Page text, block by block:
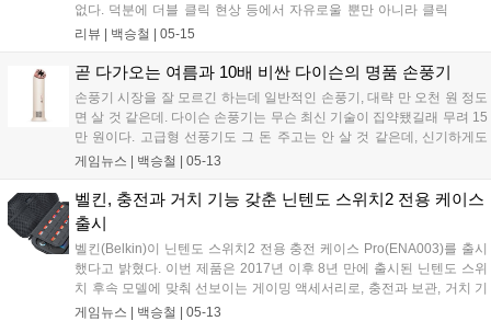
없다. 덕분에 더블 클릭 현상 등에서 자유로울 뿐만 아니라 클릭
형으로 동작하는 스위치의 물리적인 특성상 발생할 수밖에 없는
다. 때문에 더욱 재밌는 건, 마우스 제품 정보 시트에 '마우스 클릭
수명'이 없다....
리뷰 | 백승철 | 05-15
곧 다가오는 여름과 10배 비싼 다이슨의 명품 손풍기
손풍기 시장을 잘 모르긴 하는데 일반적인 손풍기, 대략 만 오천 원 정도
면 살 것 같은데. 다이슨 손풍기는 무슨 최신 기술이 집약됐길래 무려 15
만 원이다. 고급형 선풍기도 그 돈 주고는 안 살 것 같은데, 신기하게도
공식 자료에 따르면 먼저 출시한 영국과 싱가포르에서 출시 약 2시간 만
의 기술을 통해 최대 65,000RPM으로 회전하는 브러시리스 모터가 최대
25m/s의 바람을 만들어낸다. 다이슨 허쉬젯(HushJet) 기술은 저압 영역
을 만들어내는 베르누이 원리를 활용하여 팬 뒤쪽의 공기를 자연스럽게
앞으로 끌어오는 데, 여기에 빠른 기류가 주변 공기를 끌어당기는 현상
을 뜻하는 엔트레인먼트 효과를 통해 강력한 바람을 구현한다는 설명이
다....
게임뉴스 | 백승철 | 05-13
벨킨, 충전과 거치 기능 갖춘 닌텐도 스위치2 전용 케이스
출시
벨킨(Belkin)이 닌텐도 스위치2 전용 충전 케이스 Pro(ENA003)를 출시
했다고 밝혔다. 이번 제품은 2017년 이후 8년 만에 출시된 닌텐도 스위
치 후속 모델에 맞춰 선보이는 게이밍 액세서리로, 충전과 보관, 거치 기
능을 하나의 제품에 담은 것이 특징이다. 닌텐도 스위치2는 기기 상단에
게임뉴스 | 백승철 | 05-13